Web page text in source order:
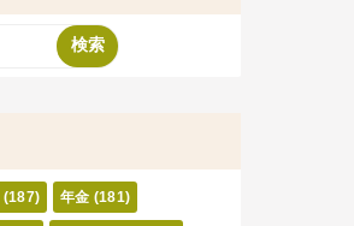
(187) 年金 (181)